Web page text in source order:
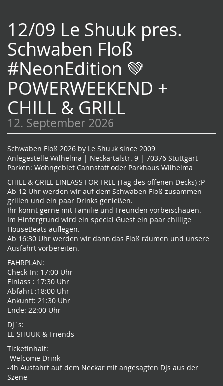
12/09 Le Shuuk pres.
Schwaben Floß
#NeonEdition 💚
POWERWEEKEND +
CHILL & GRILL
12. September 2026
Schwaben Floß 2026 by Le Shuuk since 2009
Anlegestelle Wilhelma | Neckartalstr. 9 | 70376 Stuttgart
Parken: Wohngebiet Cannstatt oder Parkhaus Wilhelma
CHILL & GRILL EINLASS FOR FREE (Tag des offenen Decks) :P
Ab 12 Uhr werden wir auf dem Schwaben Floß zusammen
grillen und ein paar Drinks genießen.
Ihr könnt gerne mit Familie und Freunden vorbeischauen.
Im Hintergrund wird ein special Guest ein paar chillige
HouseBeats auflegen.
Ab 16:30 Uhr werden wir dann das Floß räumen und unsere
Ausfahrt vorbereiten.
FAHRPLAN:
Check-In: 17:00 Uhr
Einlass : 17:30 Uhr
Abfahrt :18:00 Uhr
Ankunft: 21:30 Uhr
Ende: 22:00 Uhr
DJ´s:
LE SHUUK & Friends
Ticketinhalt:
-Welcome Drink
-4h Ausfahrt auf dem Neckar mit angesagten DJs aus der
Szene